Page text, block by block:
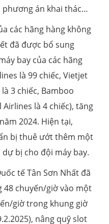
phương án khai thác…
các hãng hàng không
đã được bổ sung
bay của các hãng
là 99 chiếc, Vietjet
3 chiếc, Bamboo
Airlines là 4 chiếc), tăng
2024. Hiện tại,
bị thuê ướt thêm một
dự bị cho đội máy bay.
tế Tân Sơn Nhất đã
48 chuyến/giờ vào một
giờ trong khung giờ
nâng quỹ slot